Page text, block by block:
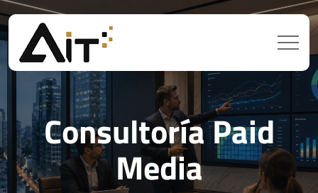
Consultoría Paid
Media